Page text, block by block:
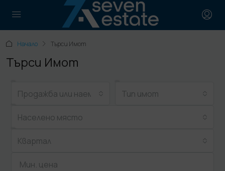
Начало Търси Имот
Търси Имот
Продажба или наем Тип имот
Населено място
Квартал